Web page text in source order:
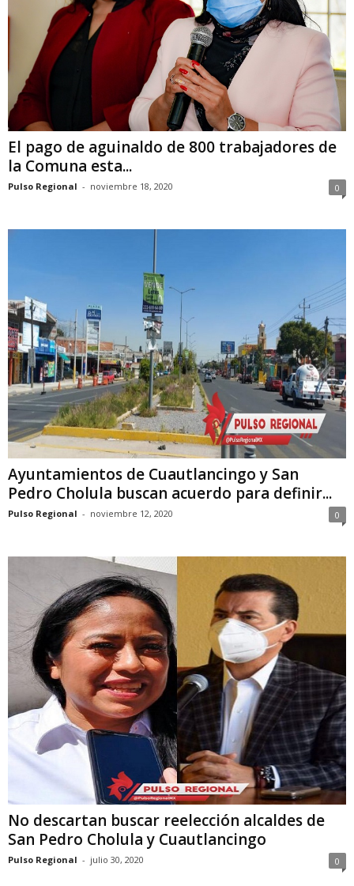
El pago de aguinaldo de 800 trabajadores de
la Comuna esta...
Pulso Regional - noviembre 18, 2020 0
Ayuntamientos de Cuautlancingo y San
Pedro Cholula buscan acuerdo para definir...
Pulso Regional - noviembre 12, 2020 0
No descartan buscar reelección alcaldes de
San Pedro Cholula y Cuautlancingo
Pulso Regional - julio 30, 2020 0